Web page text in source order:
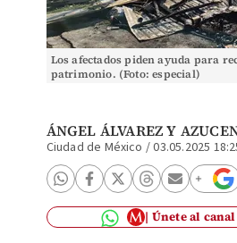
Los afectados piden ayuda para
patrimonio. (Foto: especial)
ÁNGEL ÁLVAREZ Y
Ciudad de México /03.05.2025
Únete al